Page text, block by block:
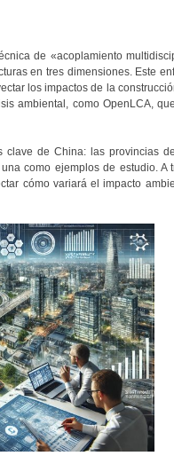
de «acoplamiento
en tres dimensiones. Este
los impactos de la
ambiental, como OpenLCA,
de China: las provincias
como ejemplos de estudio. A
cómo variará el impacto